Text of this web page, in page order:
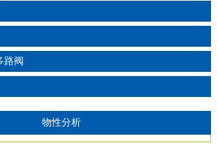
路阀
物性分析